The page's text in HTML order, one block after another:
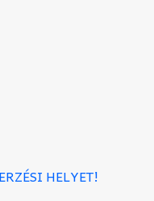
HELYET!